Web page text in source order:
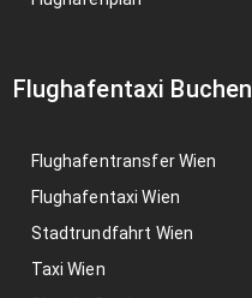
Flughafentaxi Buchen
Flughafentransfer Wien
Flughafentaxi Wien
Stadtrundfahrt Wien
Taxi Wien